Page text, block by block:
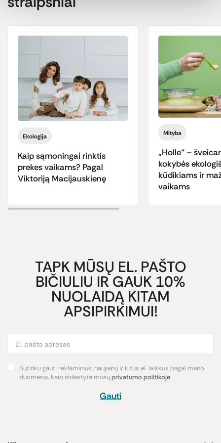
Ekologija
Kaip sąmoningai rinktis
prekes vaikams? Pagal
Viktoriją Macijauskienę
Mityba
„Holle“ –
kokybės
kūdikiams ir
vaikams
TAPK MŪSŲ EL. PAŠTO
BIČIULIU IR GAUK 10%
NUOLAIDĄ KITAM
APSIPIRKIMUI!
Sutinku gauti reklaminius, naujienų ir kitus el. laiškus pagal mano
duomenis, kaip išdėstyta mūsųprivatumo politikoje.
Gauti